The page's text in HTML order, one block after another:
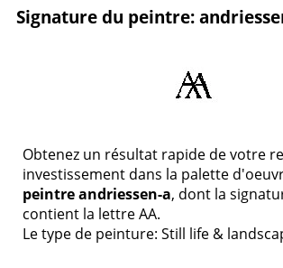
Signature du peintre:
Obtenez un résultat rapide de votre
investissement dans la palette
peintre andriessen-a, dont la
contient la lettre AA.
Le type de peinture: Still life &